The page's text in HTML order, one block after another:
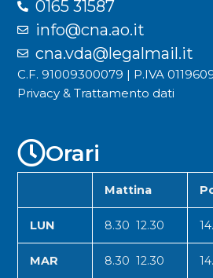
0165 31587
info@cna.ao.it
cna.vda@legalmail.it
C.F. 91009300079 | P.IVA
Privacy & Trattamento dati
Orari
Mattina
LUN 8.30 12.30
MAR 8.30 12.30